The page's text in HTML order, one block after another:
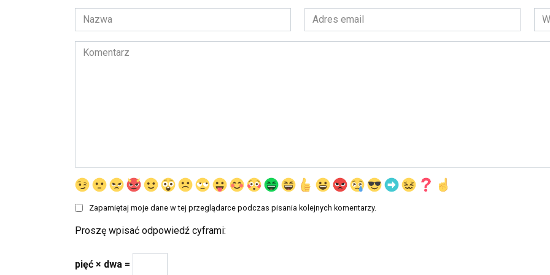
Nazwa
*
Adres
email
*
Komentarz
Zapamiętaj moje dane w tej przeglądarce podczas pisania kolejnych komentarzy.
Proszę wpisać odpowiedź cyframi:
pięć × dwa =